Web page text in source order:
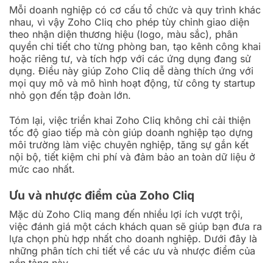
Mỗi doanh nghiệp có cơ cấu tổ chức và quy trình khác
nhau, vì vậy Zoho Cliq cho phép tùy chỉnh giao diện
theo nhận diện thương hiệu (logo, màu sắc), phân
quyền chi tiết cho từng phòng ban, tạo kênh công khai
hoặc riêng tư, và tích hợp với các ứng dụng đang sử
dụng. Điều này giúp Zoho Cliq dễ dàng thích ứng với
mọi quy mô và mô hình hoạt động, từ công ty startup
nhỏ gọn đến tập đoàn lớn.
Tóm lại, việc triển khai Zoho Cliq không chỉ cải thiện
tốc độ giao tiếp mà còn giúp doanh nghiệp tạo dựng
môi trường làm việc chuyên nghiệp, tăng sự gắn kết
nội bộ, tiết kiệm chi phí và đảm bảo an toàn dữ liệu ở
mức cao nhất.
Ưu và nhược điểm của Zoho Cliq
Mặc dù Zoho Cliq mang đến nhiều lợi ích vượt trội,
việc đánh giá một cách khách quan sẽ giúp bạn đưa ra
lựa chọn phù hợp nhất cho doanh nghiệp. Dưới đây là
những phân tích chi tiết về các ưu và nhược điểm của